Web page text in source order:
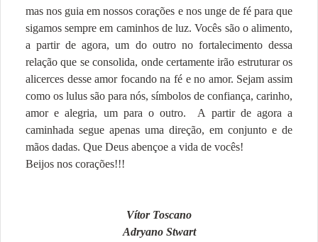
mas nos guia em nossos corações e nos unge de fé para que
sigamos sempre em caminhos de luz. Vocês são o alimento,
a partir de agora, um do outro no fortalecimento dessa
relação que se consolida, onde certamente irão estruturar os
alicerces desse amor focando na fé e no amor. Sejam assim
como os lulus são para nós, símbolos de confiança, carinho,
amor e alegria, um para o outro. A partir de agora a
caminhada segue apenas uma direção, em conjunto e de
mãos dadas. Que Deus abençoe a vida de vocês!
Beijos nos corações!!!
Vítor Toscano
Adryano Stwart